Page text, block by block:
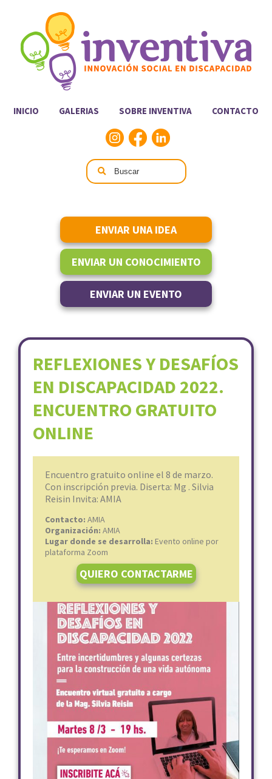
INICIO GALERIAS SOBRE INVENTIVA CONTACTO
ENVIAR UNA IDEA
ENVIAR UN CONOCIMIENTO
ENVIAR UN EVENTO
REFLEXIONES Y DESAFÍOS
EN DISCAPACIDAD 2022.
ENCUENTRO GRATUITO
ONLINE
Encuentro gratuito online el 8 de marzo.
Con inscripción previa. Diserta: Mg . Silvia
Reisin Invita: AMIA
Contacto: AMIA
Organización: AMIA
Lugar donde se desarrolla: Evento online por
plataforma Zoom
QUIERO CONTACTARME